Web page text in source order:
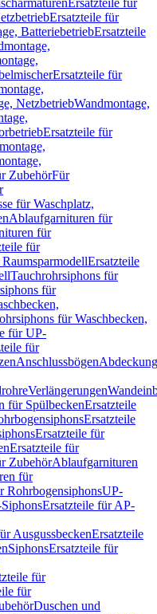
Ersatzteile für
Ersatzteile für
BatteriebetriebErsatzteile
Ersatzteile für
NetzbetriebWandmontage,
Ersatzteile für
ZubehörFür
für Waschplatz,
Ablaufgarnituren für
für
für
Ersatzteile
Tauchrohrsiphons für
für
für Waschbecken,
für UP-
für
Anschlussbögen
Verlängerungen
für SpülbeckenErsatzteile
Ersatzteile
Ersatzteile für
Ersatzteile für
ZubehörAblaufgarnituren
für
RohrbogensiphonsUP-
Ersatzteile für AP-
AusgussbeckenErsatzteile
SiphonsErsatzteile für
für
für
Duschen und